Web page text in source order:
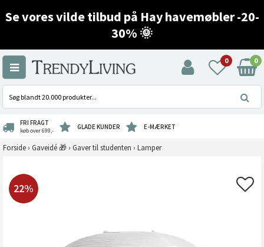
Se vores vilde tilbud på Hay havemøbler -20-
30% 🌞
0 0
FRI FRAGT
køb over 699,- GLADE KUNDER E-MÆRKET
Forside › Gaveidé 🎁 › Gaver til studenten › Lamper
22%